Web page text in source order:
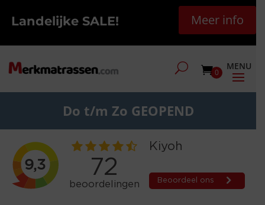
Landelijke SALE! Meer info
0
Do t/m Zo GEOPEND